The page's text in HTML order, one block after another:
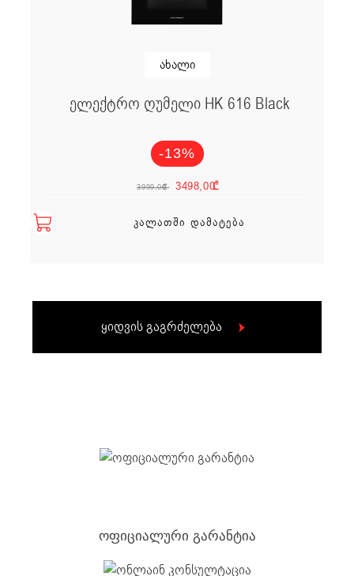
ახალი
ელექტრო ღუმელი HK 616 Black
-13%
3999,00
₾ Original price
3498,00
₾Current
ᲙᲐᲚᲐᲗᲨᲘ ᲓᲐᲛᲐᲢᲔᲑᲐ
ყიდვის გაგრძელება
ოფიციალური გარანტია